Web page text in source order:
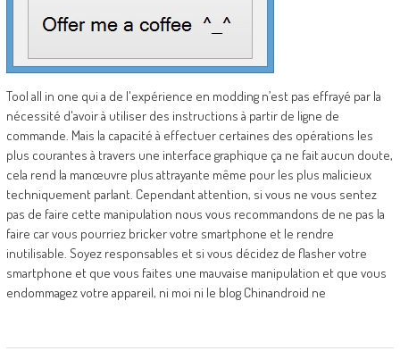
Tool all in one qui a de l'expérience en modding n’est pas effrayé par la
nécessité d'avoir à utiliser des instructions à partir de ligne de
commande. Mais la capacité à effectuer certaines des opérations les
plus courantes à travers une interface graphique ça ne fait aucun doute,
cela rend la manœuvre plus attrayante même pour les plus malicieux
techniquement parlant. Cependant attention, si vous ne vous sentez
pas de faire cette manipulation nous vous recommandons de ne pas la
faire car vous pourriez bricker votre smartphone et le rendre
inutilisable. Soyez responsables et si vous décidez de flasher votre
smartphone et que vous faites une mauvaise manipulation et que vous
endommagez votre appareil, ni moi ni le blog Chinandroid ne